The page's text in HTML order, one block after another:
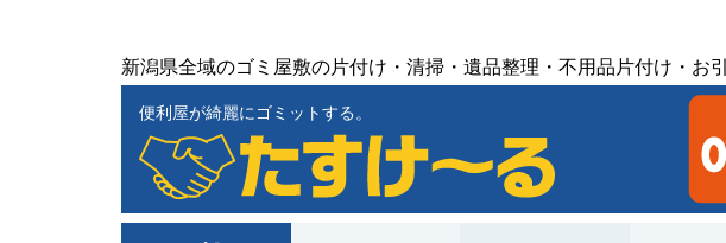
新潟県全域のゴミ屋敷の片付け・清掃・遺品整理・不用品片付け・お
便利屋が綺麗にゴミットする。